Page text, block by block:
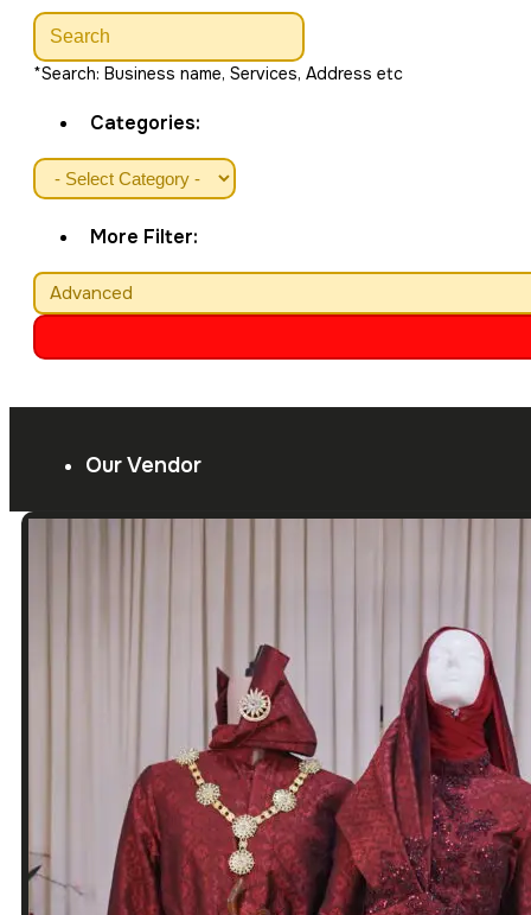
*Search: Business name, Services, Address etc
Categories:
More Filter:
Advanced
Our Vendor